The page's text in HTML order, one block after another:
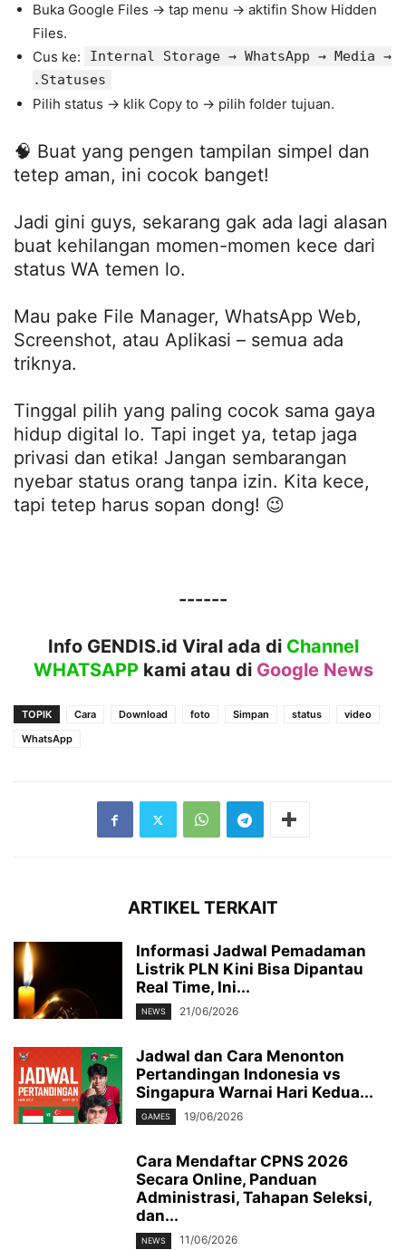
Buka Google Files → tap menu → aktifin Show Hidden
Files.
Cus ke:
Internal Storage → WhatsApp → Media →
.Statuses
Pilih status → klik Copy to → pilih folder tujuan.
🧠 Buat yang pengen tampilan simpel dan
tetep aman, ini cocok banget!
Jadi gini guys, sekarang gak ada lagi alasan
buat kehilangan momen-momen kece dari
status WA temen lo.
Mau pake File Manager, WhatsApp Web,
Screenshot, atau Aplikasi – semua ada
triknya.
Tinggal pilih yang paling cocok sama gaya
hidup digital lo. Tapi inget ya, tetap jaga
privasi dan etika! Jangan sembarangan
nyebar status orang tanpa izin. Kita kece,
tapi tetep harus sopan dong! 😉
------
Info GENDIS.id Viral ada di Channel
WHATSAPPkami atau di Google News
TOPIK Cara Download foto Simpan status
video
WhatsApp
ARTIKEL TERKAIT
Informasi Jadwal Pemadaman
Listrik PLN Kini Bisa Dipantau
Real Time, Ini...
NEWS 21/06/2026
Jadwal dan Cara Menonton
Pertandingan Indonesia vs
Singapura Warnai Hari Kedua...
GAMES 19/06/2026
Cara Mendaftar CPNS 2026
Secara Online, Panduan
Administrasi, Tahapan Seleksi,
dan...
NEWS 11/06/2026